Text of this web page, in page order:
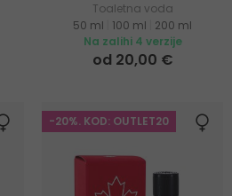
Toaletna voda
50 ml
100 ml
200 ml
Na zalihi 4 verzije
od 20,00 €
-20%. KOD: OUTLET20